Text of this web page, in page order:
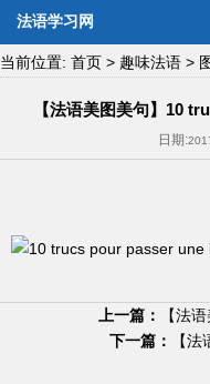
法语学习网
当前位置: 首页 > 趣味法语 >
【法语美图美句】10
日期:
上一篇：
【法
下一篇：
【